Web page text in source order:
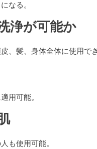
なる。
浄が可能か
、髪、身体全体に使用でき
用可能。
も使用可能。